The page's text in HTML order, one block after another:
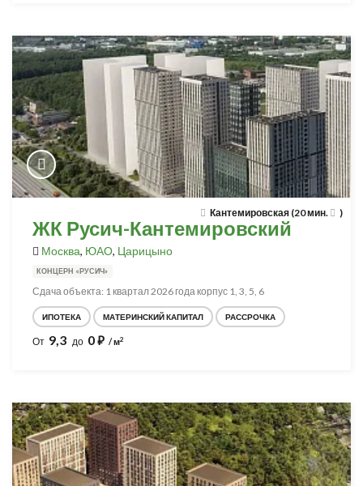
Кантемировская (20 мин. )
ЖК Русич-Кантемировский
Москва, ЮАО, Царицыно
КОНЦЕРН «РУСИЧ»
Сдача объекта: 1 квартал 2026 года корпус 1, 3, 5, 6
ИПОТЕКА МАТЕРИНСКИЙ КАПИТАЛ РАССРОЧКА
От 9,3 до 0⃏ / м2